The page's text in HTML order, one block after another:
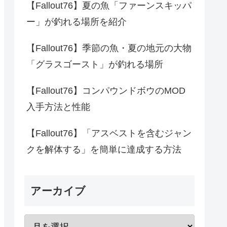
【Fallout76】夏の魚「ファーンスキッパ
ー」が釣れる場所を紹介
【Fallout76】季節の魚・夏の地元の大物
「グラスゴースト」が釣れる場所
【Fallout76】コンパウンドボウのMOD
入手方法と性能
【Fallout76】「アスベストを含むジャン
クを解体する」を簡単に達成する方法
アーカイブ